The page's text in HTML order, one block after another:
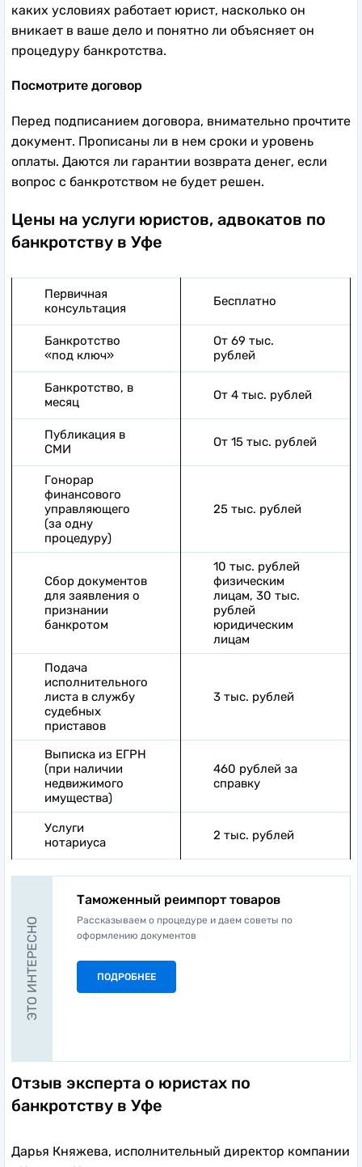
каких условиях работает юрист, насколько он
вникает в ваше дело и понятно ли объясняет он
процедуру банкротства.
Посмотрите договор
Перед подписанием договора, внимательно прочтите
документ. Прописаны ли в нем сроки и уровень
оплаты. Даются ли гарантии возврата денег, если
вопрос с банкротством не будет решен.
Цены на услуги юристов, адвокатов по
банкротству в Уфе
Первичная
консультация
Бесплатно
Банкротство
«под ключ»
От 69 тыс.
рублей
Банкротство, в
месяц
От 4 тыс. рублей
Публикация в
СМИ
От 15 тыс. рублей
Гонорар
финансового
управляющего
(за одну
процедуру)
25 тыс. рублей
Сбор документов
для заявления о
признании
банкротом
10 тыс. рублей
физическим
лицам, 30 тыс.
рублей
юридическим
лицам
Подача
исполнительного
листа в службу
судебных
приставов
3 тыс. рублей
Выписка из ЕГРН
(при наличии
недвижимого
имущества)
460 рублей за
справку
Услуги
нотариуса
2 тыс. рублей
ЭТО ИНТЕРЕСНО
Таможенный реимпорт товаров
Рассказываем о процедуре и даем советы по
оформлению документов
ПОДРОБНЕЕ
Отзыв эксперта о юристах по
банкротству в Уфе
Дарья Княжева, исполнительный директор компании